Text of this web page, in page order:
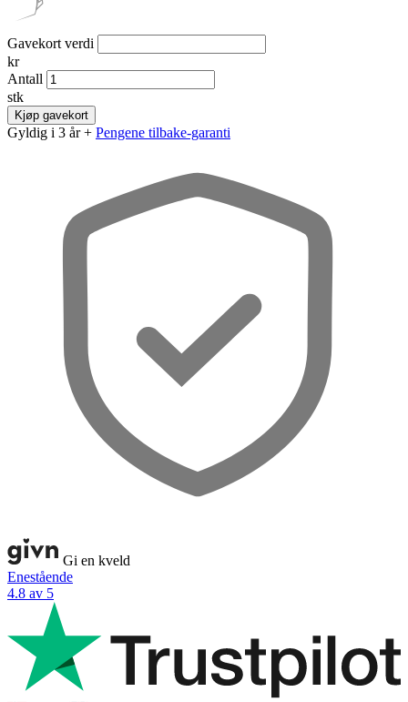
Gavekort verdi
kr
Antall
stk
Kjøp gavekort
Gyldig i 3 år + Pengene tilbake-garanti
Gi en kveld
Enestående
4.8 av 5